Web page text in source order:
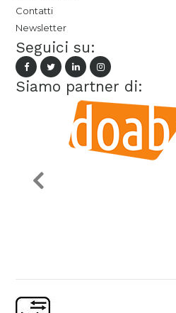
Contatti
Newsletter
Seguici su:
Siamo partner di: